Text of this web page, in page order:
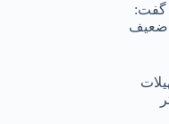
گفت:
ضعیف